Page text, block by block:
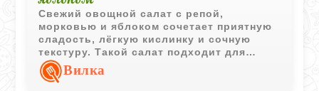
Свежий овощной салат с репой,
морковью и яблоком сочетает приятную
сладость, лёгкую кислинку и сочную
текстуру. Такой салат подходит для
повседневного меню и готовится всего
за несколько минут.
Вилка